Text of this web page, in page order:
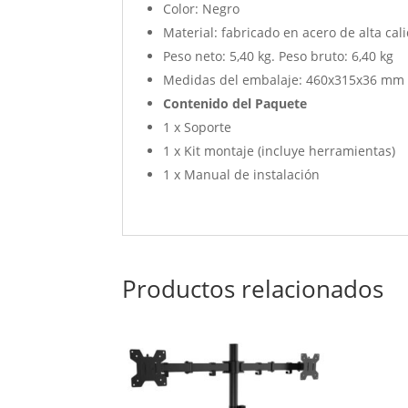
Color: Negro
Material: fabricado en acero de alta
Peso neto: 5,40 kg. Peso bruto: 6,40 kg
Medidas del embalaje: 460x315x36 mm
Contenido del Paquete
1 x Soporte
1 x Kit montaje (incluye herramientas)
1 x Manual de instalación
Productos relacionados